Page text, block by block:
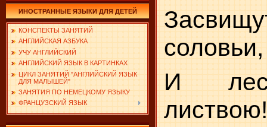
ИНОСТРАННЫЕ ЯЗЫКИ ДЛЯ ДЕТЕЙ
КОНСПЕКТЫ ЗАНЯТИЙ
АНГЛИЙСКАЯ АЗБУКА
УЧУ АНГЛИЙСКИЙ
АНГЛИЙСКИЙ ЯЗЫК В КАРТИНКАХ
ЦИКЛ ЗАНЯТИЙ "АНГЛИЙСКИЙ ЯЗЫК
ДЛЯ МАЛЫШЕЙ"
ЗАНЯТИЯ ПО НЕМЕЦКОМУ ЯЗЫКУ
ФРАНЦУЗСКИЙ ЯЗЫК
соловьи,
И лес
листвою!